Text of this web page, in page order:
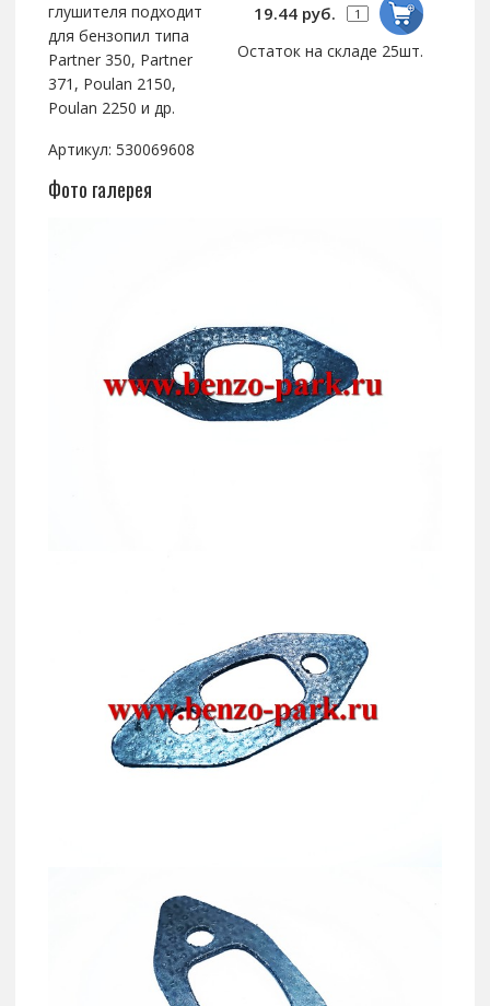
19.44 руб.
Остаток на складе 25шт.
глушителя подходит
для бензопил типа
Partner 350, Partner
371, Poulan 2150,
Poulan 2250 и др.
Артикул: 530069608
Фото галерея